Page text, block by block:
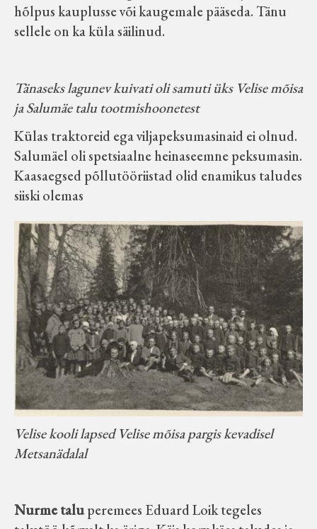
hõlpus kauplusse või kaugemale pääseda. Tänu
sellele on ka küla säilinud.
Tänaseks lagunev kuivati oli samuti üks Velise mõisa
ja Salumäe talu tootmishoonetest
Külas traktoreid ega viljapeksumasinaid ei olnud.
Salumäel oli spetsiaalne heinaseemne peksumasin.
Kaasaegsed põllutööriistad olid enamikus taludes
siiski olemas
Velise kooli lapsed Velise mõisa pargis kevadisel
Metsanädalal
Nurme taluperemees Eduard Loik tegeles